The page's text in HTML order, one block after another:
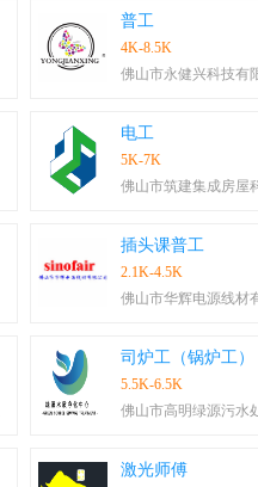
普工
4K-8.5K
佛山市永健兴科技有
电工
5K-7K
佛山市筑建集成房屋
插头课普工
2.1K-4.5K
佛山市华辉电源线材
司炉工（锅炉工）
5.5K-6.5K
佛山市高明绿源污水
激光师傅